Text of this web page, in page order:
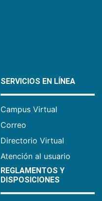
SERVICIOS EN LÍNEA
Campus Virtual
Correo
Directorio Virtual
Atención al usuario
REGLAMENTOS Y
DISPOSICIONES